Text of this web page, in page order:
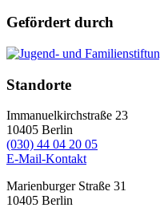
Gefördert durch
Standorte
Immanuelkirchstraße 23
10405 Berlin
(030) 44 04 20 05
E-Mail-Kontakt
Marienburger Straße 31
10405 Berlin